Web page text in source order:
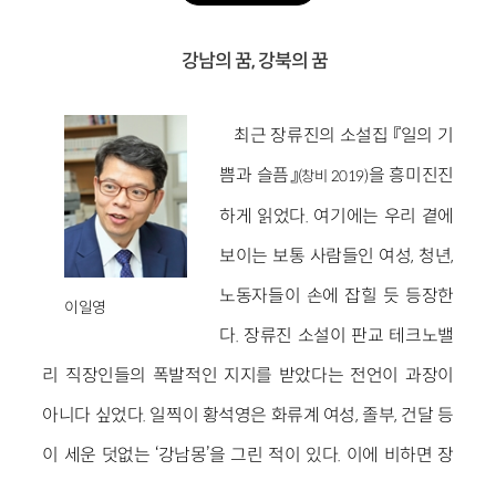
강남의 꿈, 강북의 꿈
이일영
최근 장류진의 소설집 『일의 기
쁨과 슬픔』(창비 2019)을 흥미진진
하게 읽었다. 여기에는 우리 곁에
보이는 보통 사람들인 여성, 청년,
노동자들이 손에 잡힐 듯 등장한
다. 장류진 소설이 판교 테크노밸
리 직장인들의 폭발적인 지지를 받았다는 전언이 과장이
아니다 싶었다. 일찍이 황석영은 화류계 여성, 졸부, 건달 등
이 세운 덧없는 ‘강남몽’을 그린 적이 있다. 이에 비하면 장